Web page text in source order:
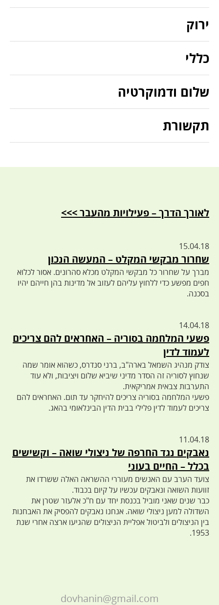
ירוק
כללי
שלום ודמוקרטיה
תקשורת
לאורך הדרך – פעילויות מהעבר >>>
15.04.18
שחרור מבקשי המקלט – המעשה הנכון
מברך על שחרור כל מבקשי המקלט מכלא סהרונים. אסור לכלוא
חפים מפשע כדי ללחוץ עליהם לעזוב אל מדינות בהן חייהם יהיו
בסכנה.
14.04.18
פשעי המלחמה בסוריה – האחראים להם צריכים
לעמוד לדין
צודק מנהיג השמאל בארה"ב, ברני סנדרס, כשהוא אומר שמה
שנחוץ לסוריה זה הסדר מדיני שיביא שלום ויציבות, ולא עוד
התערבות צבאית אמריקאית.
פשעי המלחמה בסוריה צריכים להיחקר עד תום. האחראים להם
צריכים לעמוד לדין פלילי בבית הדין הבינלאומי בהאג.
11.04.18
נאבקים נגד החרפה של ניצולי שואה – וקשישים
בכלל – החיים בעוני
צועד הערב עם האנשים מעוררי ההשראה האלה ששרדו את
זוועות השואה ונאבקים עכשיו על קיום בכבוד.
כבר שנים שאני מוביל בכנסת יחד עם ח"כ אלעזר שטרן את
השדולה למען ניצולי שואה. אנחנו נאבקים להפסיק את האבחנות
בין הניצולים ולביטול אפליית הניצולים שהגיעו ארצה אחרי שנת
1953.
dovhanin@gmail.com